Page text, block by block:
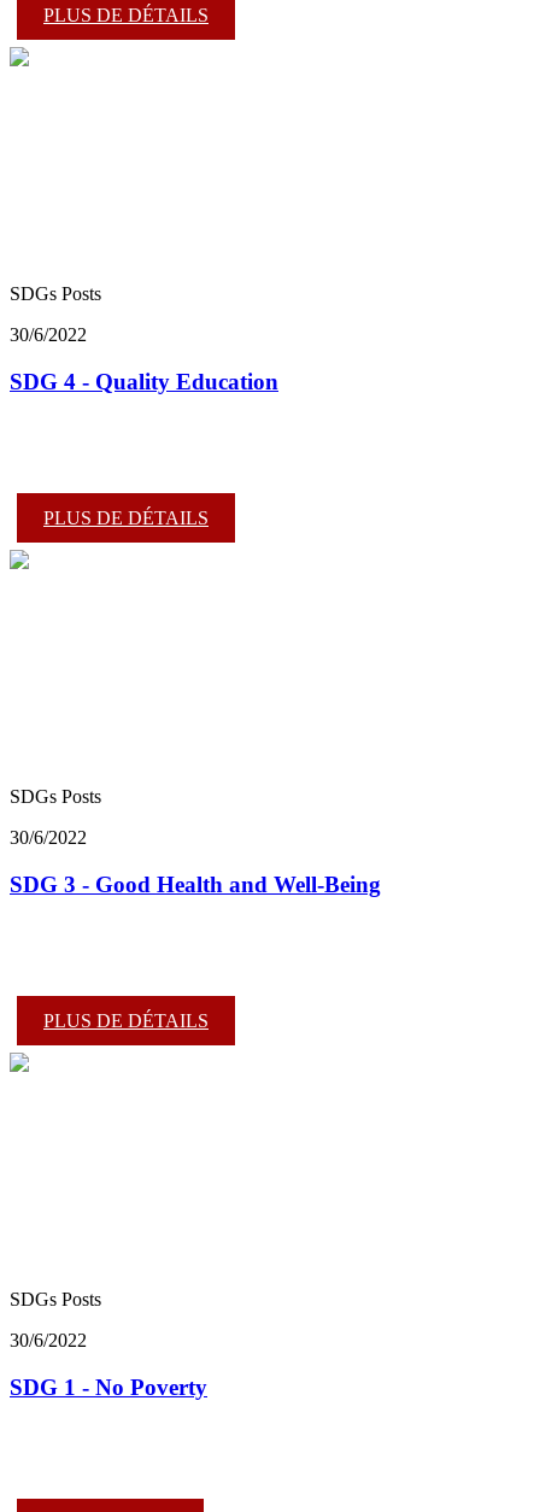
PLUS DE DÉTAILS
SDGs Posts
30/6/2022
SDG 4 - Quality Education
PLUS DE DÉTAILS
SDGs Posts
30/6/2022
SDG 3 - Good Health and Well-Being
PLUS DE DÉTAILS
SDGs Posts
30/6/2022
SDG 1 - No Poverty